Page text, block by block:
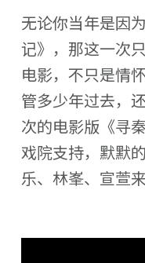
无论你当年是因
记》，那这一次
电影，不只是情
管多少年过去，
次的电影版《寻
戏院支持，默默
乐、林峯、宣萱